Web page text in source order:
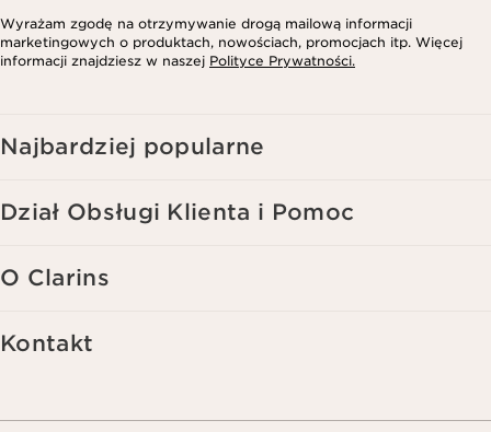
Wyrażam zgodę na otrzymywanie drogą mailową informacji
marketingowych o produktach, nowościach, promocjach itp. Więcej
informacji znajdziesz w naszej Polityce Prywatności.
Najbardziej popularne
Dział Obsługi Klienta i Pomoc
O Clarins
Kontakt